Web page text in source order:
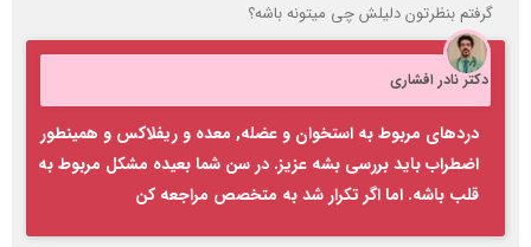
بنظرتون دلیلش چی میتونه باشه؟
دکتر نادر افشاری
دردهای مربوط به استخوان و عضله, معده و ریفلاکس و همینطور
اضطراب باید بررسی بشه عزیز. در سن شما بعیده مشکل مربوط به
قلب باشه. اما اگر تکرار شد به متخصص مراجعه کن